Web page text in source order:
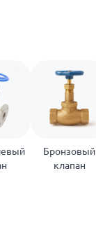
Бронзовый
клапан